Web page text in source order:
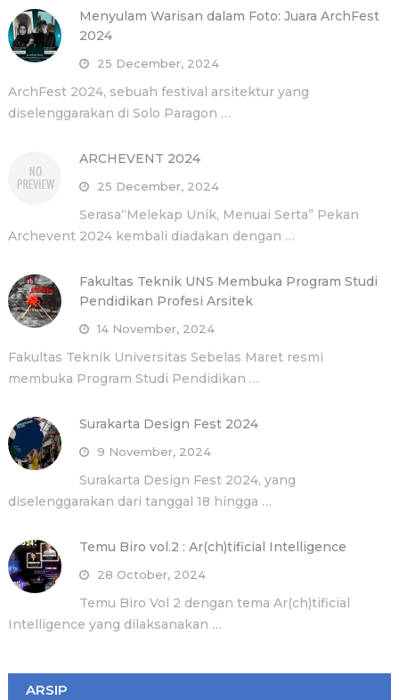
Menyulam Warisan dalam Foto: Juara ArchFest
2024
25 December, 2024
ArchFest 2024, sebuah festival arsitektur yang
diselenggarakan di Solo Paragon …
ARCHEVENT 2024
25 December, 2024
Serasa“Melekap Unik, Menuai Serta” Pekan
Archevent 2024 kembali diadakan dengan …
Fakultas Teknik UNS Membuka Program Studi
Pendidikan Profesi Arsitek
14 November, 2024
Fakultas Teknik Universitas Sebelas Maret resmi
membuka Program Studi Pendidikan …
Surakarta Design Fest 2024
9 November, 2024
Surakarta Design Fest 2024, yang
diselenggarakan dari tanggal 18 hingga …
Temu Biro vol.2 : Ar(ch)tificial Intelligence
28 October, 2024
Temu Biro Vol 2 dengan tema Ar(ch)tificial
Intelligence yang dilaksanakan …
ARSIP